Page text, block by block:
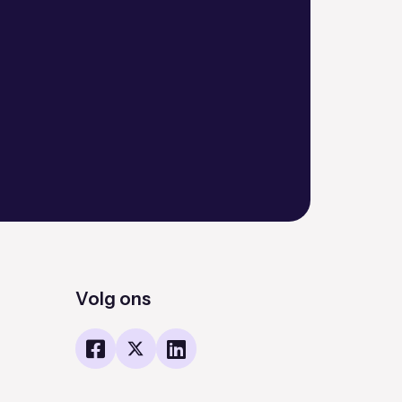
Volg ons